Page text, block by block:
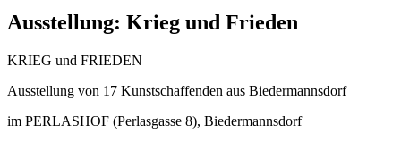
Ausstellung: Krieg und Frieden
KRIEG und FRIEDEN
Ausstellung von 17 Kunstschaffenden aus Biedermannsdorf
im PERLASHOF (Perlasgasse 8), Biedermannsdorf